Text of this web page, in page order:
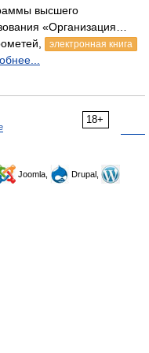
высшего
«Организация…
электронная книга
18+
Joomla,
Drupal,